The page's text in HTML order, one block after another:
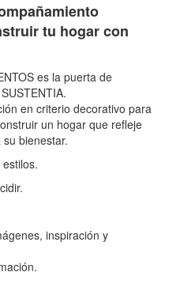
tu hogar con
es la puerta de
en criterio decorativo para
un hogar que refleje
bienestar.
inspiración y